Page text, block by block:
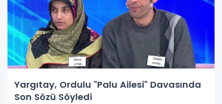
Yargıtay, Ordulu "Palu Ailesi" Davasında
Son Sözü Söyledi